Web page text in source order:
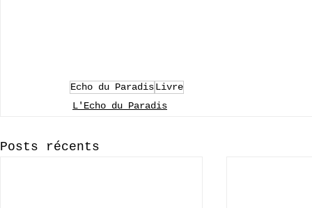
Echo du ParadisLivre
L'Echo du Paradis
Posts récents